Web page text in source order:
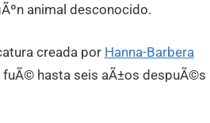
animal desconocido.
creada por Hanna-Barbera
fuÃ© hasta seis aÃ±os despuÃ©s